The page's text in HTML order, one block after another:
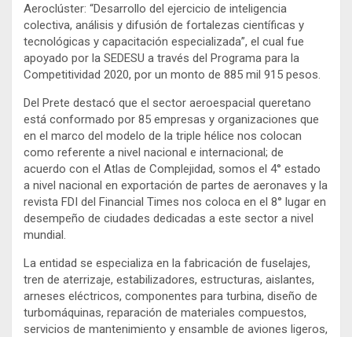
Aeroclúster: “Desarrollo del ejercicio de inteligencia
colectiva, análisis y difusión de fortalezas científicas y
tecnológicas y capacitación especializada”, el cual fue
apoyado por la SEDESU a través del Programa para la
Competitividad 2020, por un monto de 885 mil 915 pesos.
Del Prete destacó que el sector aeroespacial queretano
está conformado por 85 empresas y organizaciones que
en el marco del modelo de la triple hélice nos colocan
como referente a nivel nacional e internacional; de
acuerdo con el Atlas de Complejidad, somos el 4° estado
a nivel nacional en exportación de partes de aeronaves y la
revista FDI del Financial Times nos coloca en el 8° lugar en
desempeño de ciudades dedicadas a este sector a nivel
mundial.
La entidad se especializa en la fabricación de fuselajes,
tren de aterrizaje, estabilizadores, estructuras, aislantes,
arneses eléctricos, componentes para turbina, diseño de
turbomáquinas, reparación de materiales compuestos,
servicios de mantenimiento y ensamble de aviones ligeros,